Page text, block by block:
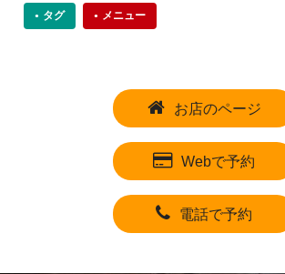
タグ メニュー
お店のページ
Webで予約
電話で予約